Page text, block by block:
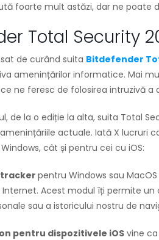
foarte mult astăzi, dar ne poate
Total Security
de curând suita Bitdefender
amenințărilor informatice. Mai
ne feresc de folosirea intruzivă a
de la o ediție la alta, suita Total
actuale. Iată X lucruri
cât și pentru cei cu iOS:
tracker pentru Windows sau
Acest modul îți permite
sau a istoricului nostru de
pentru dispozitivele iOSvine